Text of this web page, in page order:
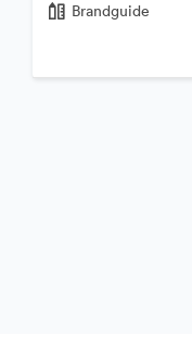
Brandguide